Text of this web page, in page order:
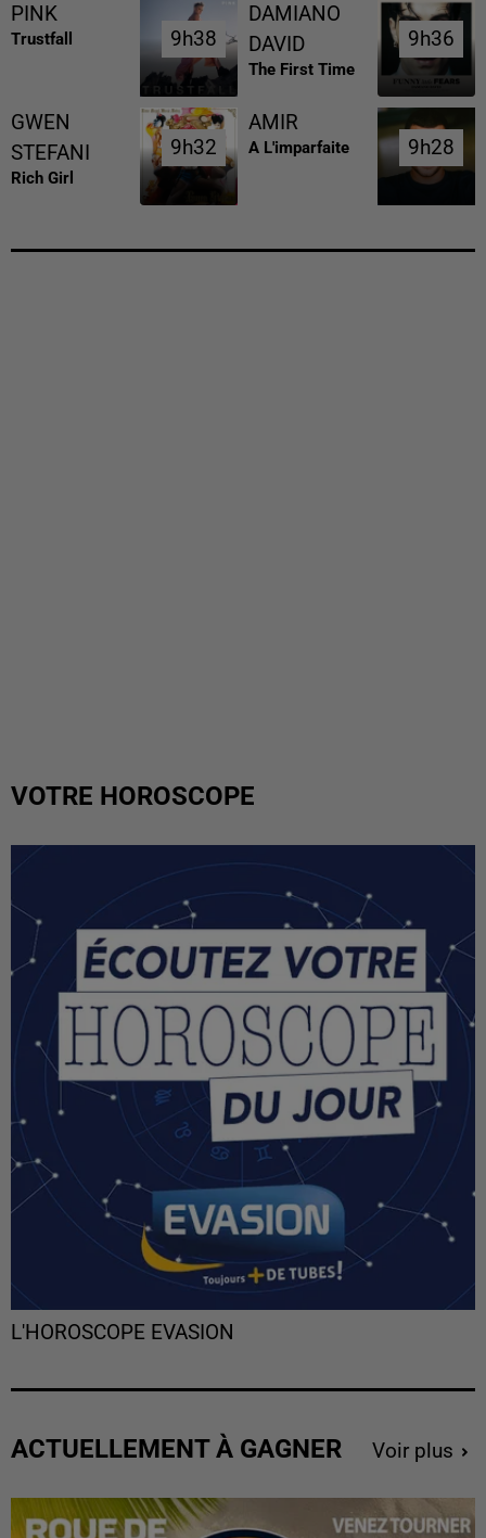
PINK
Trustfall 9h38
9h38
DAMIANO
DAVID
The First Time
9h36
9h36
GWEN
STEFANI
Rich Girl
9h32
9h32
AMIR
A L'imparfaite 9h28
9h28
VOTRE HOROSCOPE
L'HOROSCOPE EVASION
ACTUELLEMENT À GAGNER Voir plus